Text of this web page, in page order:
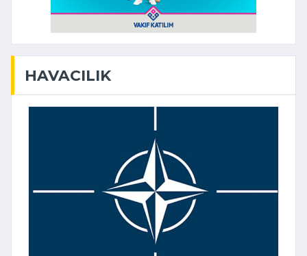
HAVACILIK